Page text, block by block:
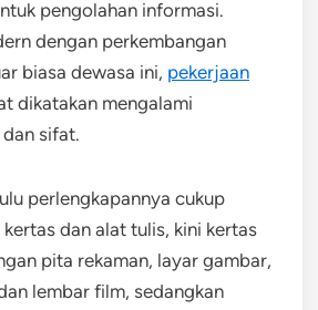
pengolahan informasi.
dengan perkembangan
biasa dewasa ini, pekerjaan
dikatakan mengalami
sifat.
perlengkapannya cukup
dan alat tulis, kini kertas
pita rekaman, layar gambar,
lembar film, sedangkan